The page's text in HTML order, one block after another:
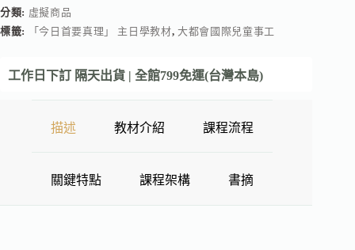
分類: 虛擬商品
標籤:
「今日首要真理」 主日學教材,大都會國際兒童事工
工作日下訂 隔天出貨 | 全館799免運(台灣本島)
描述 教材介紹 課程流程
關鍵特點 課程架構 書摘